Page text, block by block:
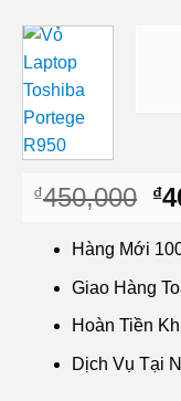
₫450,000 ₫
Hàng Mới
Giao Hàng
Hoàn Tiền
Dịch Vụ Tại